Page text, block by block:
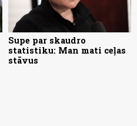
Supe par skaudro
statistiku: Man mati ceļas
stāvus